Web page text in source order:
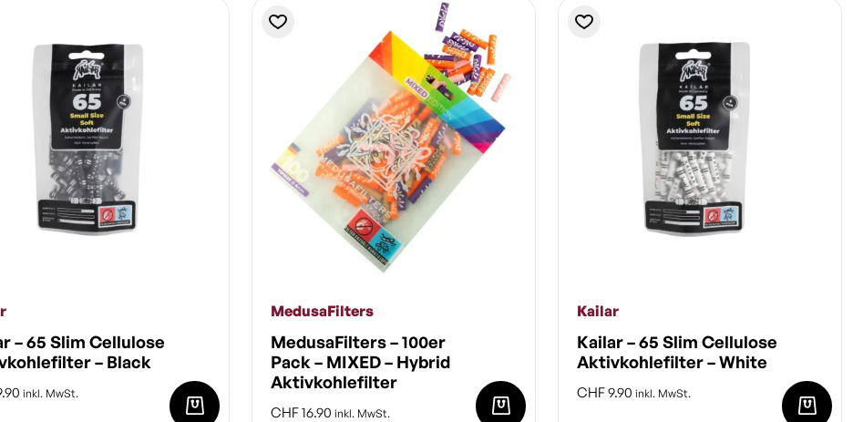
– 65 Slim Cellulose
– Black
inkl. MwSt.
MedusaFilters
MedusaFilters – 100er
Pack – MIXED – Hybrid
Aktivkohlefilter
CHF16.90 inkl. MwSt.
Kailar
Kailar – 65 Slim Cellulose
Aktivkohlefilter – White
CHF9.90 inkl. MwSt.